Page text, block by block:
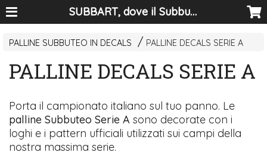
SUBBART, dove il Subbuteo diventa arte
PALLINE SUBBUTEO IN DECALS PALLINE DECALS SERIE A
PALLINE DECALS SERIE A
Porta il campionato italiano sul tuo panno. Le
palline Subbuteo Serie A sono decorate con i
loghi e i pattern ufficiali utilizzati sui campi della
nostra massima serie.